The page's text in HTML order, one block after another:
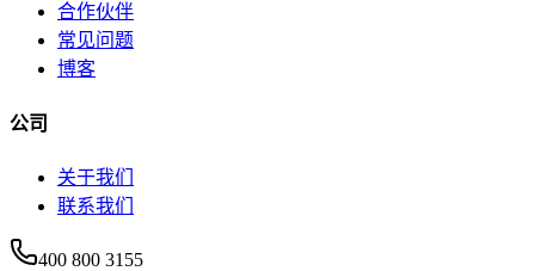
合作伙伴
常见问题
博客
公司
关于我们
联系我们
400 800 3155